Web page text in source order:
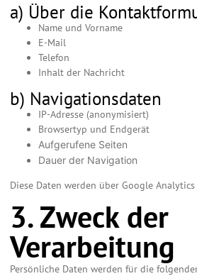
a) Über die
Name und Vorname
E-Mail
Telefon
Inhalt der Nachricht
b) Navigationsdaten
IP-Adresse (anonymisiert)
Browsertyp und Endgerät
Aufgerufene Seiten
Dauer der Navigation
Diese Daten werden über Google Analytics
3. Zweck der
Verarbeitung
Persönliche Daten werden für die